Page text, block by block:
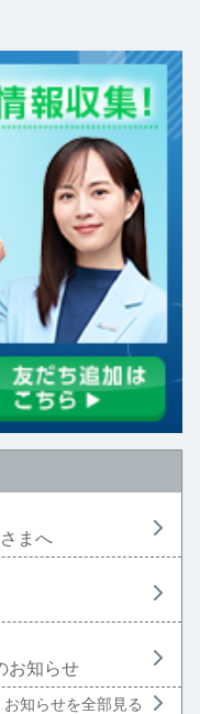
まへ
お知らせ
お知らせを全部見る